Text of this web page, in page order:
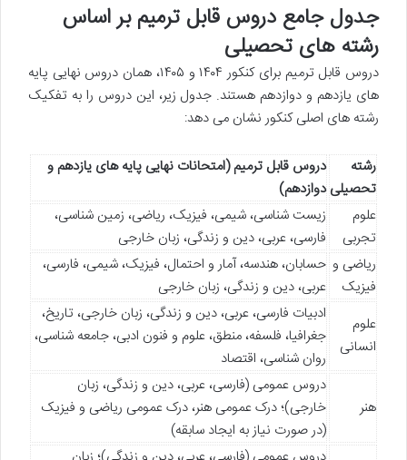
جدول جامع دروس قابل ترمیم بر اساس
رشته های تحصیلی
دروس قابل ترمیم برای کنکور ۱۴۰۴ و ۱۴۰۵، همان دروس نهایی پایه
های یازدهم و دوازدهم هستند. جدول زیر، این دروس را به تفکیک
رشته های اصلی کنکور نشان می دهد:
رشته
تحصیلی
دروس قابل ترمیم (امتحانات نهایی پایه های یازدهم و
دوازدهم)
علوم
تجربی
زیست شناسی، شیمی، فیزیک، ریاضی، زمین شناسی،
فارسی، عربی، دین و زندگی، زبان خارجی
ریاضی و
فیزیک
حسابان، هندسه، آمار و احتمال، فیزیک، شیمی، فارسی،
عربی، دین و زندگی، زبان خارجی
علوم
انسانی
ادبیات فارسی، عربی، دین و زندگی، زبان خارجی، تاریخ،
جغرافیا، فلسفه، منطق، علوم و فنون ادبی، جامعه شناسی،
روان شناسی، اقتصاد
هنر
دروس عمومی (فارسی، عربی، دین و زندگی، زبان
خارجی)؛ درک عمومی هنر، درک عمومی ریاضی و فیزیک
(در صورت نیاز به ایجاد سابقه)